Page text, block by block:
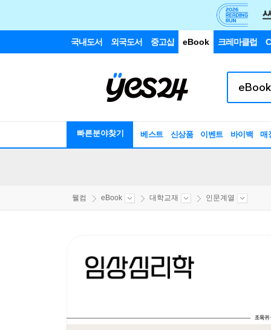
국내도서 외국도서 중고샵 eBook 크레마클럽
빠른분야찾기 베스트 신상품 이벤트 바이백 매
웰컴 eBook 대학교재 인문계열